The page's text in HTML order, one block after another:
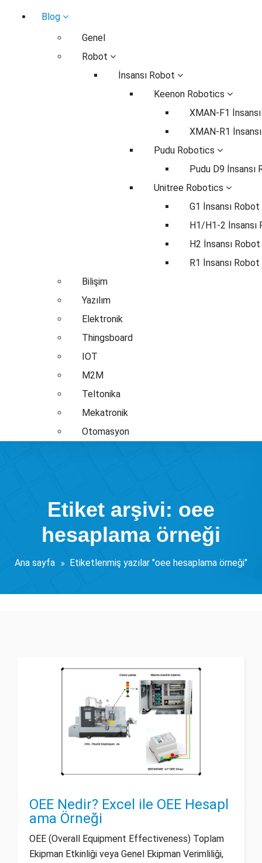
Blog
Genel
Robot
İnsansı Robot
Keenon Robotics
XMAN-F1
XMAN-R1
Pudu Robotics
Pudu D9 İnsansı
Unitree Robotics
G1 İnsansı Robot
H1/H1-2 İnsansı
H2 İnsansı Robot
R1 İnsansı Robot
Bilişim
Yazılım
Elektronik
Thingsboard
IOT
M2M
Teltonika
Mekatronik
Otomasyon
Etiket arşivi: oee
hesaplama örneği
Ana sayfa Etiketlenmiş yazılar "oee hesaplama örneği"
OEE Nedir? Excel ile OEE Hesapl
ama Örneği
OEE (Overall Equipment Effectiveness) Toplam
Ekipman Etkinliği veya Genel Ekipman Verimliliği,